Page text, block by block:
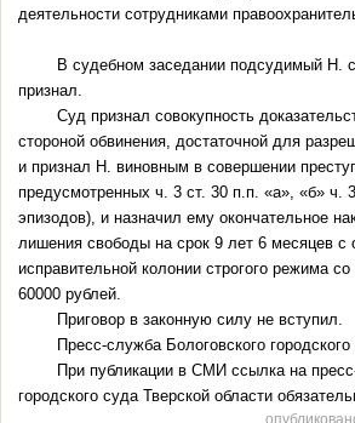
деятельности сотрудниками
В судебном заседании подсудимый Н.
признал.
Суд признал совокупность
стороной обвинения, достаточной для
и признал Н. виновным в совершении
предусмотренных ч. 3 ст. 30 п.п. «а», «б» ч.
эпизодов), и назначил ему окончательное
лишения свободы на срок 9 лет 6 месяцев с
исправительной колонии строгого режима
60000 рублей.
Приговор в законную силу не
Пресс-служба Бологовского
При публикации в СМИ ссылка на
городского суда Тверской области